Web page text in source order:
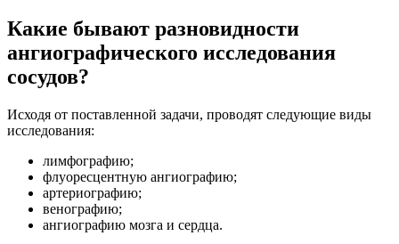
Какие бывают разновидности
ангиографического исследования
сосудов?
Исходя от поставленной задачи, проводят следующие виды
исследования:
лимфографию;
флуоресцентную ангиографию;
артериографию;
венографию;
ангиографию мозга и сердца.